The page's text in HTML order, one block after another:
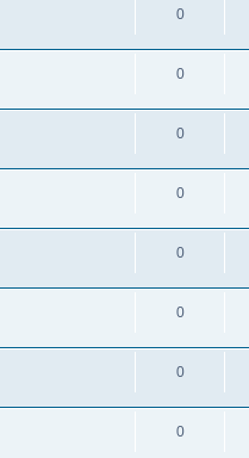
0
0
0
0
0
0
0
0